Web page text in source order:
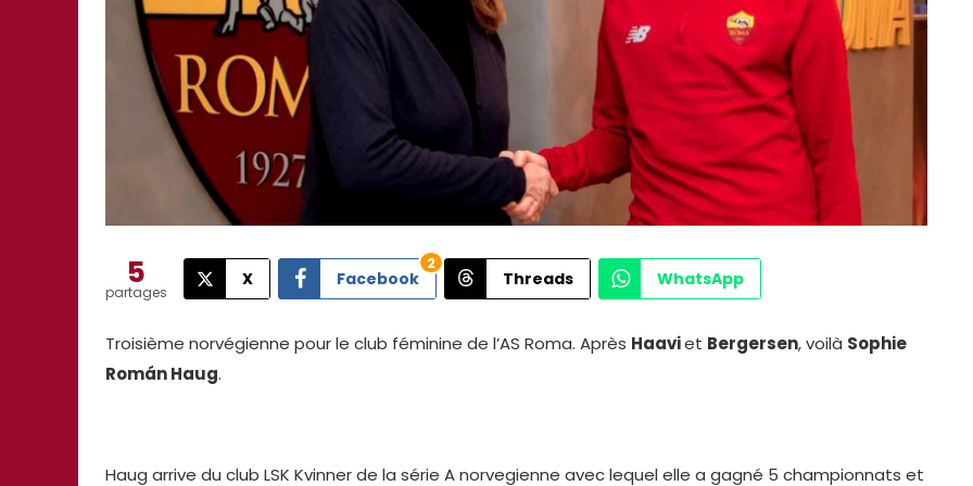
5
partages
X Facebook
2
Threads WhatsApp
Troisième norvégienne pour le club féminine de l’AS Roma. Après Haaviet Bergersen, voilà Sophie
Román Haug.
Haug arrive du club LSK Kvinner de la série A norvegienne avec lequel elle a gagné 5 championnats et